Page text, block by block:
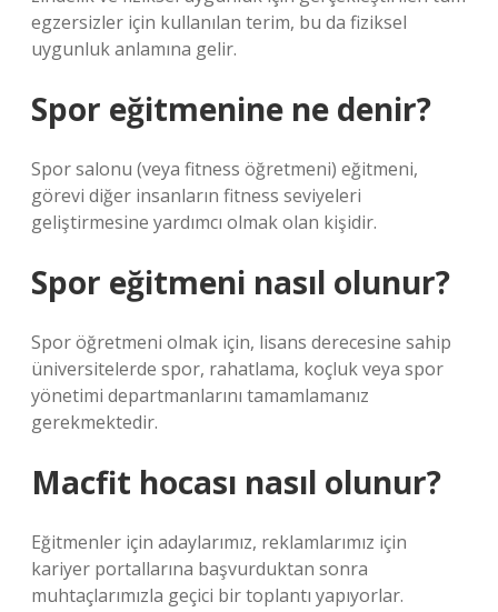
egzersizler için kullanılan terim, bu da fiziksel
uygunluk anlamına gelir.
Spor eğitmenine ne denir?
Spor salonu (veya fitness öğretmeni) eğitmeni,
görevi diğer insanların fitness seviyeleri
geliştirmesine yardımcı olmak olan kişidir.
Spor eğitmeni nasıl olunur?
Spor öğretmeni olmak için, lisans derecesine sahip
üniversitelerde spor, rahatlama, koçluk veya spor
yönetimi departmanlarını tamamlamanız
gerekmektedir.
Macfit hocası nasıl olunur?
Eğitmenler için adaylarımız, reklamlarımız için
kariyer portallarına başvurduktan sonra
muhtaçlarımızla geçici bir toplantı yapıyorlar.